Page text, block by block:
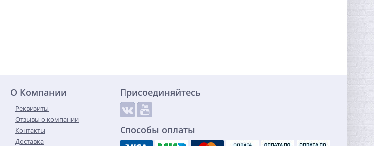
О Компании
Реквизиты
Отзывы о компании
Контакты
Доставка
Присоединяйтесь
Способы оплаты